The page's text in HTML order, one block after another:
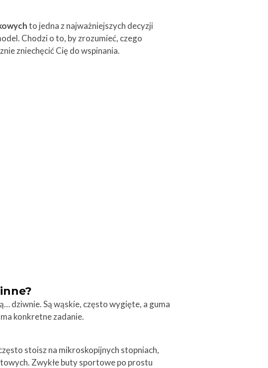
to jedna z najważniejszych decyzji
Chodzi o to, by zrozumieć, czego
zniechęcić Cię do wspinania.
dziwnie. Są wąskie, często wygięte, a guma
konkretne zadanie.
stoisz na mikroskopijnych stopniach,
Zwykłe buty sportowe po prostu